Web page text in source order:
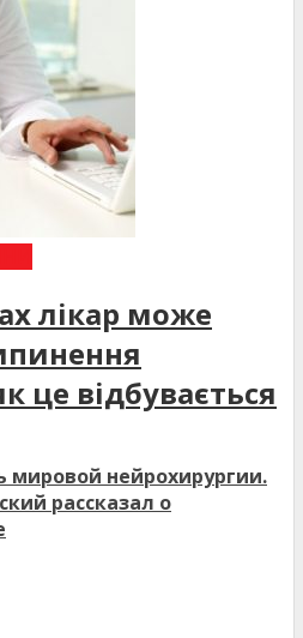
лікар може
це відбувається
мировой нейрохирургии.
рассказал о